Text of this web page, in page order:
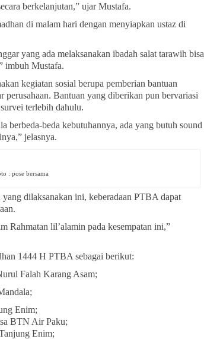
berkelanjutan,” ujar Mustafa.
di malam hari dengan menyiapkan ustaz di
yang ada melaksanakan ibadah salat tarawih bisa
imbuh Mustafa.
kegiatan sosial berupa pemberian bantuan
perusahaan. Bantuan yang diberikan pun bervariasi
terlebih dahulu.
berbeda-beda kebutuhannya, ada yang butuh sound
jelasnya.
: pose bersama
dilaksanakan ini, keberadaan PTBA dapat
Rahmatan lil’alamin pada kesempatan ini,”
1444 H PTBA sebagai berikut:
Falah Karang Asam;
Enim;
BTN Air Paku;
Enim;